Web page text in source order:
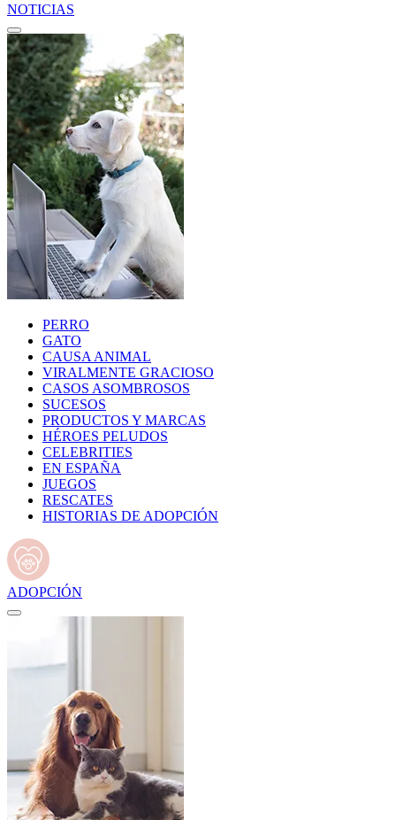
NOTICIAS
PERRO
GATO
CAUSA ANIMAL
VIRALMENTE GRACIOSO
CASOS ASOMBROSOS
SUCESOS
PRODUCTOS Y MARCAS
HÉROES PELUDOS
CELEBRITIES
EN ESPAÑA
JUEGOS
RESCATES
HISTORIAS DE ADOPCIÓN
ADOPCIÓN